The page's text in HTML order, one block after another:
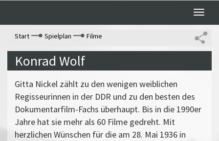
Toggle
Start
Spielplan Filme
Konrad Wolf
Gitta Nickel zählt zu den wenigen weiblichen
Regisseurinnen in der DDR und zu den besten des
Dokumentarfilm-Fachs überhaupt. Bis in die 1990er
Jahre hat sie mehr als 60 Filme gedreht. Mit
herzlichen Wünschen für die am 28. Mai 1936 in